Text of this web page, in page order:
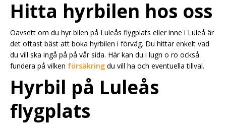
Hitta hyrbilen hos oss
Oavsett om du hyr bilen på Luleås flygplats eller inne i Luleå är
det oftast bäst att boka hyrbilen i förväg. Du hittar enkelt vad
du vill ska ingå på på vår sida. Här kan du i lugn o ro också
fundera på vilken försäkring du vill ha och eventuella tillval.
Hyrbil på Luleås
flygplats